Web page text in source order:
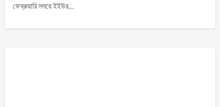
ফেব্রুয়ারি সময়ে ইইউর…